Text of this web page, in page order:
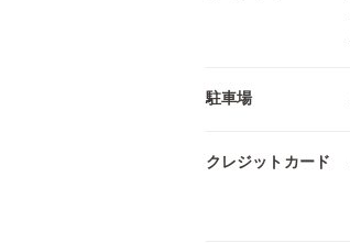
駐車場
クレジットカード